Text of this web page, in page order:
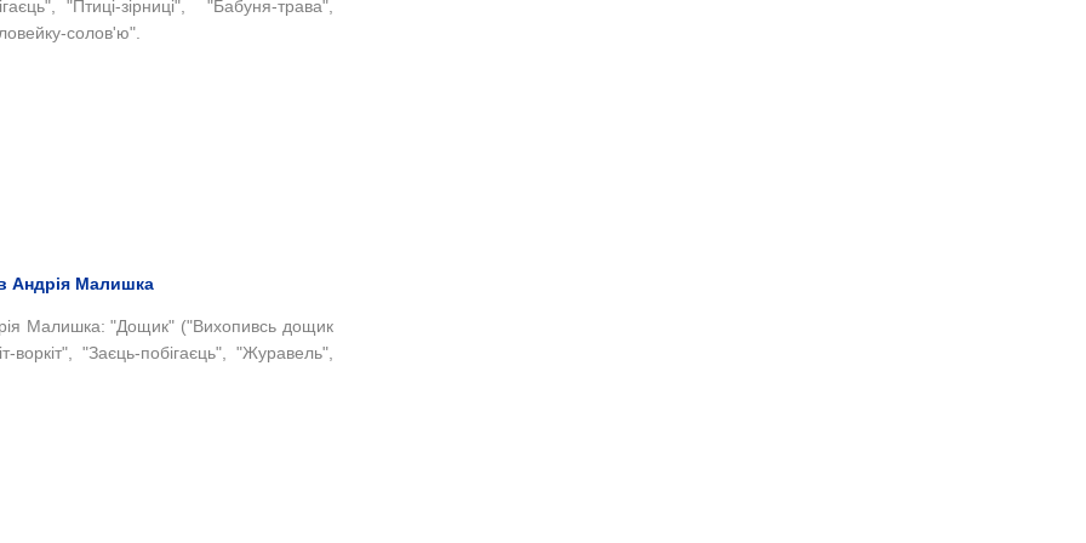
"Птиці-зірниці", "Бабуня-трава",
солов'ю".
Андрія Малишка
Малишка: "Дощик" ("Вихопивсь дощик
"Заєць-побігаєць", "Журавель",